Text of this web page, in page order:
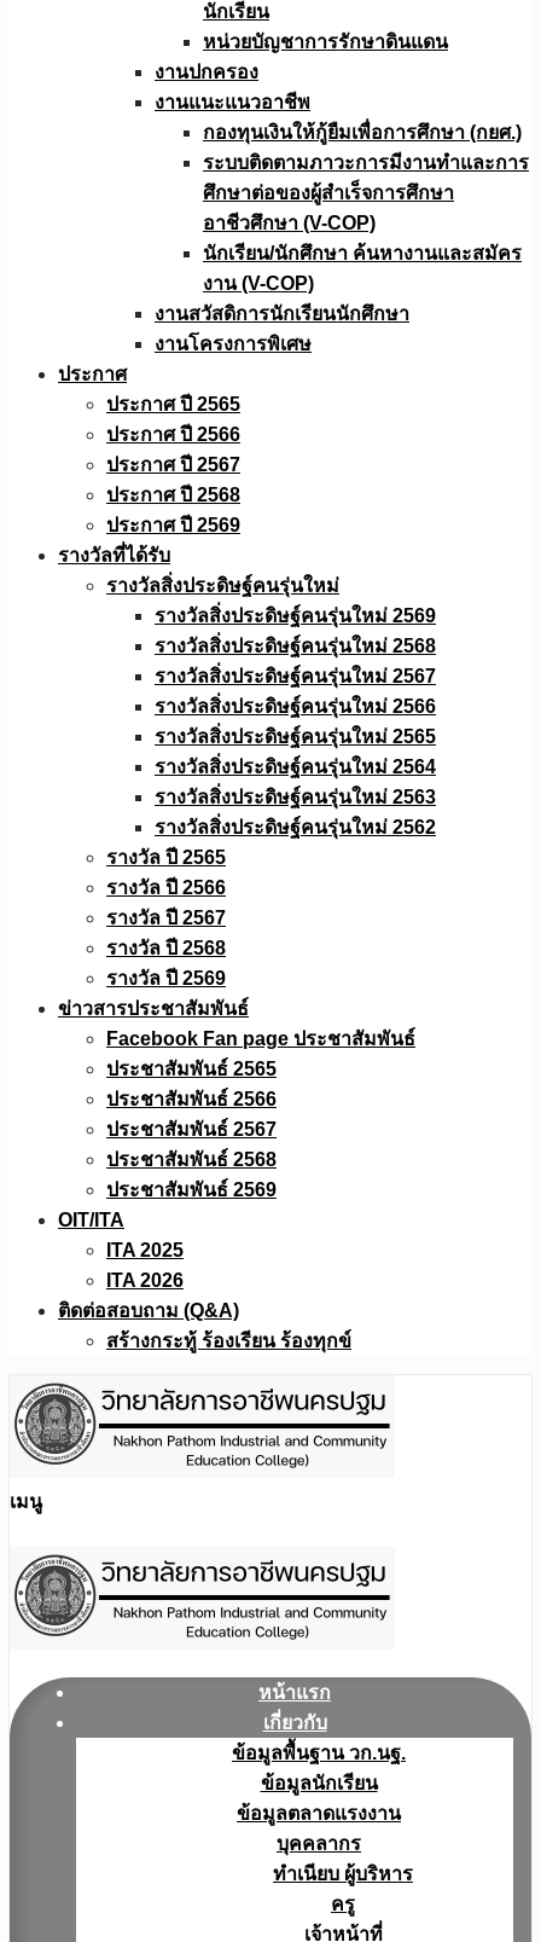
นักเรียน
หน่วยบัญชาการรักษาดินแดน
งานปกครอง
งานแนะแนวอาชีพ
กองทุนเงินให้กู้ยืมเพื่อการศึกษา (กยศ.)
ระบบติดตามภาวะการมีงานทำและการ
ศึกษาต่อของผู้สำเร็จการศึกษา
อาชีวศึกษา (V-COP)
นักเรียน/นักศึกษา ค้นหางานและสมัคร
งาน (V-COP)
งานสวัสดิการนักเรียนนักศึกษา
งานโครงการพิเศษ
ประกาศ
ประกาศ ปี 2565
ประกาศ ปี 2566
ประกาศ ปี 2567
ประกาศ ปี 2568
ประกาศ ปี 2569
รางวัลที่ได้รับ
รางวัลสิ่งประดิษฐ์คนรุ่นใหม่
รางวัลสิ่งประดิษฐ์คนรุ่นใหม่ 2569
รางวัลสิ่งประดิษฐ์คนรุ่นใหม่ 2568
รางวัลสิ่งประดิษฐ์คนรุ่นใหม่ 2567
รางวัลสิ่งประดิษฐ์คนรุ่นใหม่ 2566
รางวัลสิ่งประดิษฐ์คนรุ่นใหม่ 2565
รางวัลสิ่งประดิษฐ์คนรุ่นใหม่ 2564
รางวัลสิ่งประดิษฐ์คนรุ่นใหม่ 2563
รางวัลสิ่งประดิษฐ์คนรุ่นใหม่ 2562
รางวัล ปี 2565
รางวัล ปี 2566
รางวัล ปี 2567
รางวัล ปี 2568
รางวัล ปี 2569
ข่าวสารประชาสัมพันธ์
Facebook Fan page ประชาสัมพันธ์
ประชาสัมพันธ์ 2565
ประชาสัมพันธ์ 2566
ประชาสัมพันธ์ 2567
ประชาสัมพันธ์ 2568
ประชาสัมพันธ์ 2569
OIT/ITA
ITA 2025
ITA 2026
ติดต่อสอบถาม (Q&A)
สร้างกระทู้ ร้องเรียน ร้องทุกข์
เมนู
หน้าแรก
เกี่ยวกับ
ข้อมูลพื้นฐาน วก.นฐ.
ข้อมูลนักเรียน
ข้อมูลตลาดแรงงาน
บุคคลากร
ทำเนียบ ผู้บริหาร
ครู
เจ้าหน้าที่